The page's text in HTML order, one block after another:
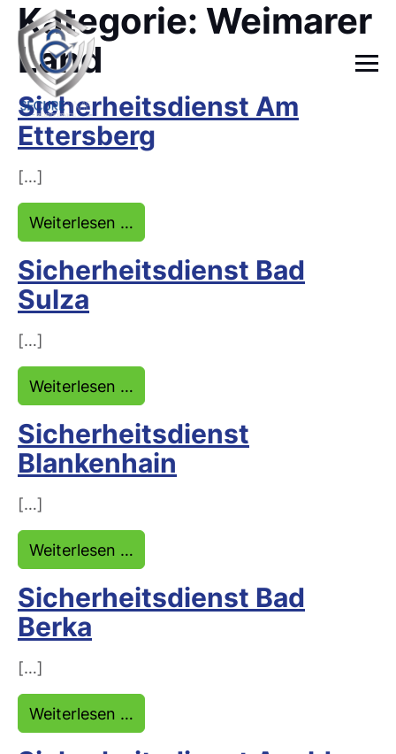
Kategorie: Weimarer
Land
Sicherheitsdienst Am
Ettersberg
[…]
Weiterlesen …
Sicherheitsdienst Bad
Sulza
[…]
Weiterlesen …
Sicherheitsdienst
Blankenhain
[…]
Weiterlesen …
Sicherheitsdienst Bad
Berka
[…]
Weiterlesen …